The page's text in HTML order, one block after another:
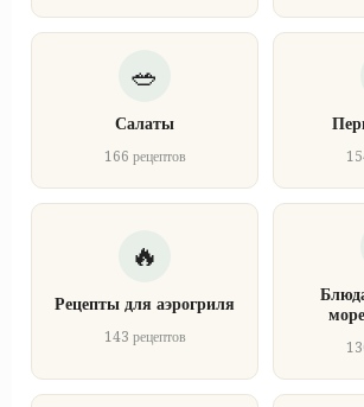
Салаты
166 рецептов
Рецепты для аэрогриля
143 рецептов